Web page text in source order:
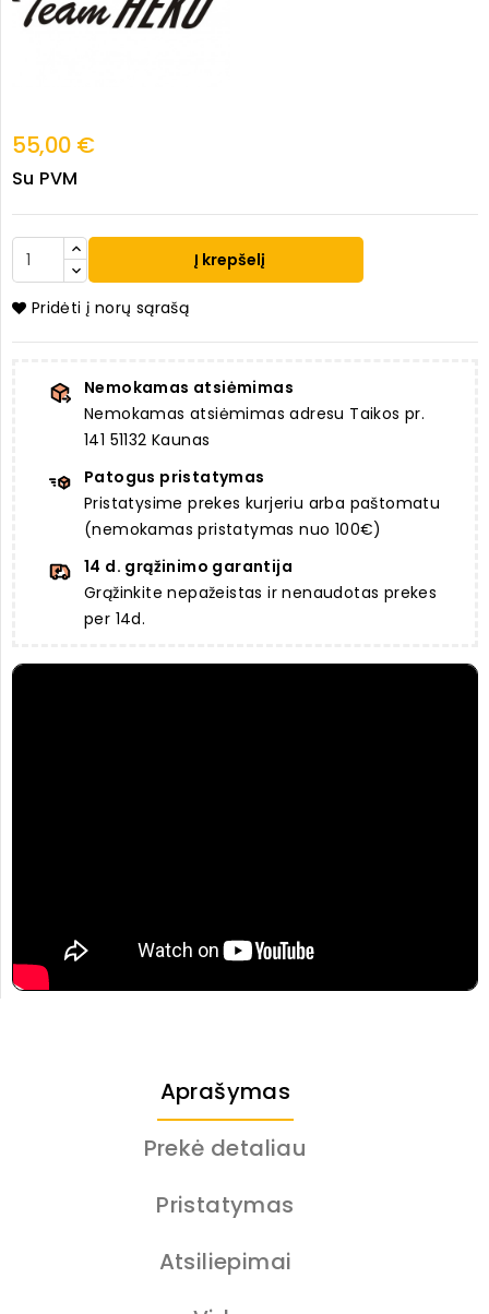
55,00 €
Su PVM
Į krepšelį
Pridėti į norų sąrašą
Nemokamas atsiėmimas
Nemokamas atsiėmimas adresu Taikos pr.
141 51132 Kaunas
Patogus pristatymas
Pristatysime prekes kurjeriu arba paštomatu
(nemokamas pristatymas nuo 100€)
14 d. grąžinimo garantija
Grąžinkite nepažeistas ir nenaudotas prekes
per 14d.
Aprašymas
Prekė detaliau
Pristatymas
Atsiliepimai